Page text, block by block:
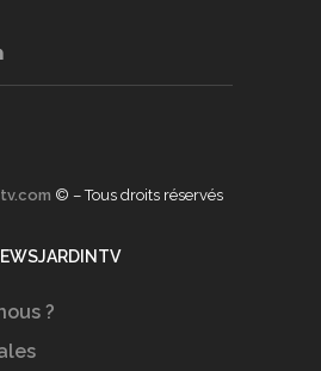
© – Tous droits réservés
?